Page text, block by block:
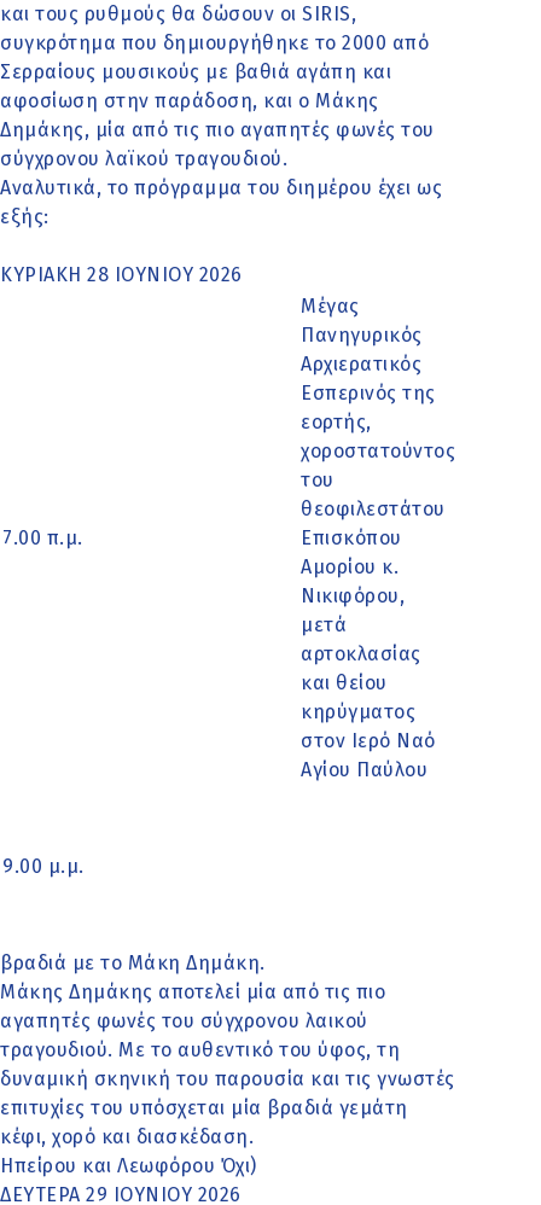
και τους ρυθμούς θα δώσουν οι SIRIS,
συγκρότημα που δημιουργήθηκε το 2000 από
Σερραίους μουσικούς με βαθιά αγάπη και
αφοσίωση στην παράδοση, και ο Μάκης
Δημάκης, μία από τις πιο αγαπητές φωνές του
σύγχρονου λαϊκού τραγουδιού.
Αναλυτικά, το πρόγραμμα του διημέρου έχει ως
εξής:
ΚΥΡΙΑΚΗ 28 ΙΟΥΝΙΟΥ 2026
7.00 π.μ.
Μέγας
Πανηγυρικός
Αρχιερατικός
Εσπερινός της
εορτής,
χοροστατούντος
του
θεοφιλεστάτου
Επισκόπου
Αμορίου κ.
Νικιφόρου,
μετά
αρτοκλασίας
και θείου
κηρύγματος
στον Ιερό Ναό
Αγίου Παύλου
9.00 μ.μ.
βραδιά με το Μάκη Δημάκη.
Μάκης Δημάκης αποτελεί μία από τις πιο
αγαπητές φωνές του σύγχρονου λαικού
τραγουδιού. Με το αυθεντικό του ύφος, τη
δυναμική σκηνική του παρουσία και τις γνωστές
επιτυχίες του υπόσχεται μία βραδιά γεμάτη
κέφι, χορό και διασκέδαση.
Ηπείρου και Λεωφόρου Όχι)
ΔΕΥΤΕΡΑ 29 ΙΟΥΝΙΟΥ 2026